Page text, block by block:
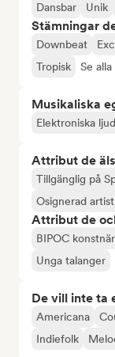
Dansbar Unik
Stämningar
Downbeat
Tropisk
Se alla
Musikaliska
Elektroniska ljud
Attribut de
Tillgänglig på
Osignerad artist
Attribut de
BIPOC konstnär
Unga talanger
De vill inte ta
Americana
Indiefolk